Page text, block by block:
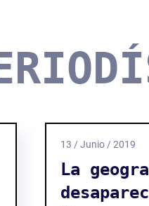
13 / Junio / 2019
La